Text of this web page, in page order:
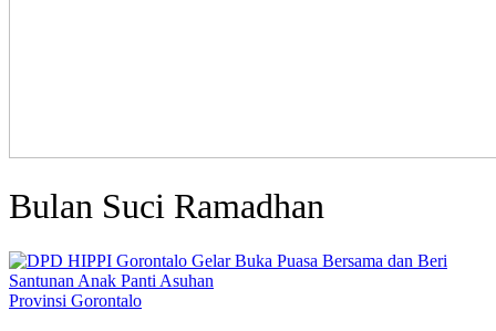
Bulan Suci Ramadhan
Provinsi Gorontalo